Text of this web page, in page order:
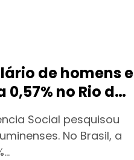
de homens e
no Rio de
Social pesquisou
No Brasil, a